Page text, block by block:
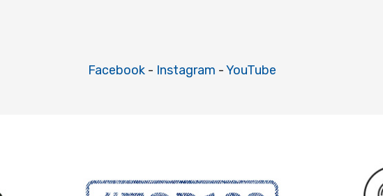
Facebook - Instagram -YouTube